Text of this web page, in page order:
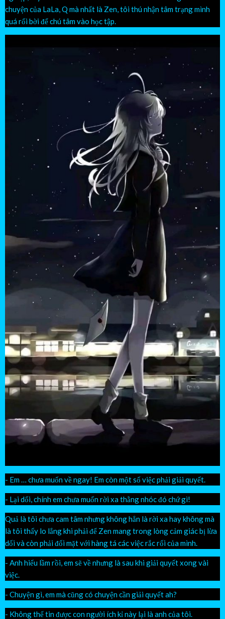
chuyện của LaLa, Q mà nhất là Zen, tôi thú nhận tâm trạng mình
quá rối bời để chú tâm vào học tập.
- Em … chưa muốn về ngay! Em còn một số việc phải giải quyết.
- Lại dối, chính em chưa muốn rời xa thằng nhóc đó chứ gì!
Quả là tôi chưa cam tâm nhưng không hẳn là rời xa hay không mà
là tôi thấy lo lắng khi phải để Zen mang trong lòng cảm giác bị lừa
dối và còn phải đối mặt với hàng tá các việc rắc rối của mình.
- Anh hiểu lầm rồi, em sẽ về nhưng là sau khi giải quyết xong vài
việc.
- Chuyện gì, em mà cũng có chuyện cần giải quyết ah?
- Không thể tin được con người ích kỉ này lại là anh của tôi.